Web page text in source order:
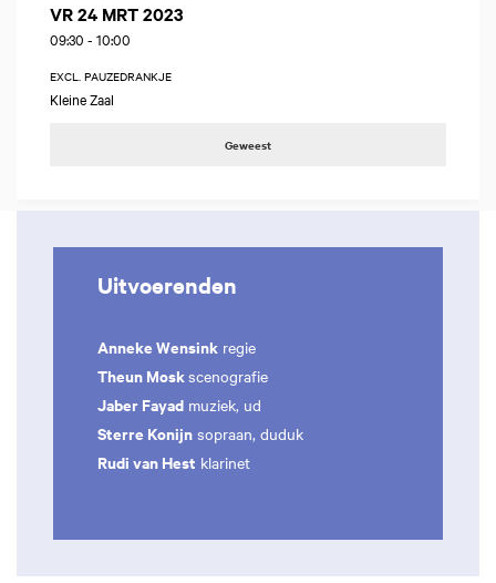
VR 24 MRT 2023
09:30 - 10:00
EXCL. PAUZEDRANKJE
Kleine Zaal
Geweest
Uitvoerenden
Anneke Wensink regie
Theun Moskscenografie
Jaber Fayad muziek, ud
Sterre Konijn sopraan, duduk
Rudi van Hest klarinet